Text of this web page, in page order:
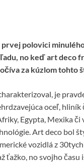
polovici
no keď art deco
za kúzlom tohto
je
oceľ, hliník
Egypta, Mexika či
Art deco bol
vozidlá z
ťažko, no svojho času